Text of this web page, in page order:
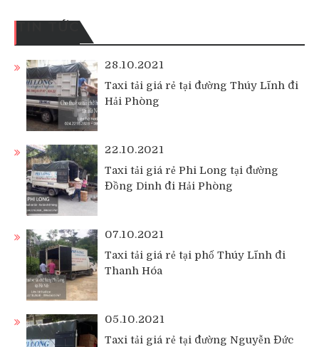
TIN TỨC
28.10.2021
Taxi tải giá rẻ tại đường Thúy Lĩnh đi
Hải Phòng
22.10.2021
Taxi tải giá rẻ Phi Long tại đường
Đồng Dinh đi Hải Phòng
07.10.2021
Taxi tải giá rẻ tại phố Thúy Lĩnh đi
Thanh Hóa
05.10.2021
Taxi tải giá rẻ tại đường Nguyễn Đức